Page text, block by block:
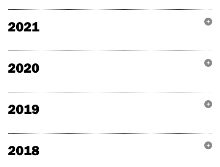
2021
2020
2019
2018